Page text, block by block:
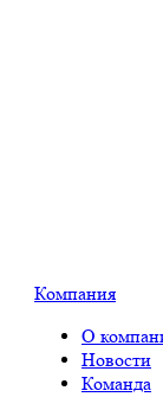
Компания
О
Новости
Команда